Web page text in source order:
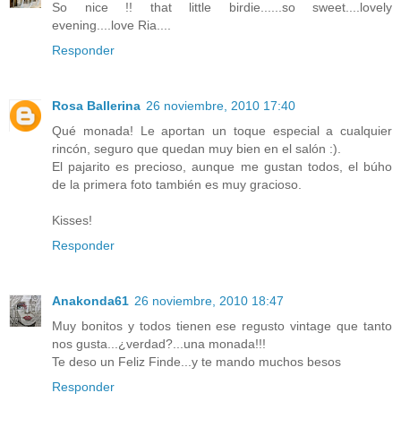
So nice !! that little birdie......so sweet....lovely
evening....love Ria....
Responder
Rosa Ballerina 26 noviembre, 2010 17:40
Qué monada! Le aportan un toque especial a cualquier
rincón, seguro que quedan muy bien en el salón :).
El pajarito es precioso, aunque me gustan todos, el búho
de la primera foto también es muy gracioso.
Kisses!
Responder
Anakonda61 26 noviembre, 2010 18:47
Muy bonitos y todos tienen ese regusto vintage que tanto
nos gusta...¿verdad?...una monada!!!
Te deso un Feliz Finde...y te mando muchos besos
Responder